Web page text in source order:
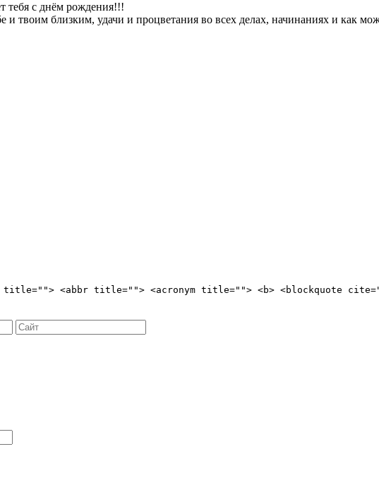
тебя с днём рождения!!!
и твоим близким, удачи и процветания во всех делах, начинаниях и как
<abbr title=""> <acronym title=""> <b> <blockquote